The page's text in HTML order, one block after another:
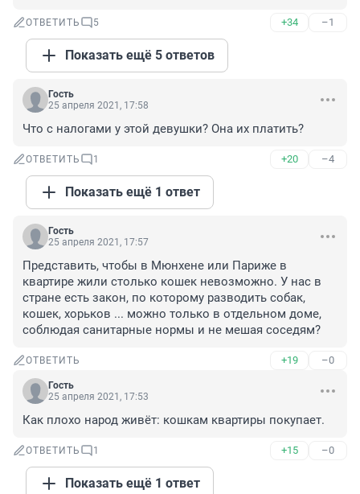
ОТВЕТИТЬ 5 +34 –1
Показать ещё 5 ответов
Гость
25 апреля 2021, 17:58
Что с налогами у этой девушки? Она их платить?
ОТВЕТИТЬ 1 +20 –4
Показать ещё 1 ответ
Гость
25 апреля 2021, 17:57
Представить, чтобы в Мюнхене или Париже в
квартире жили столько кошек невозможно. У нас в
стране есть закон, по которому разводить собак,
кошек, хорьков ... можно только в отдельном доме,
соблюдая санитарные нормы и не мешая соседям?
ОТВЕТИТЬ +19 –0
Гость
25 апреля 2021, 17:53
Как плохо народ живёт: кошкам квартиры покупает.
ОТВЕТИТЬ 1 +15 –0
Показать ещё 1 ответ